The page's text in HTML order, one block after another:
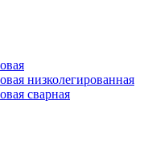
низколегированная
сварная